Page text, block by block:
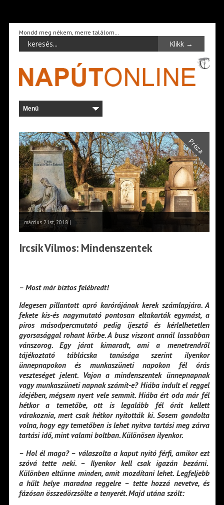
Mondd meg nékem, merre találom…
Próza
március 21st, 2018 |
Ircsik Vilmos: Mindenszentek
– Most már biztos felébredt!
Idegesen pillantott apró karórájának kerek számlapjára. A
fekete kis-és nagymutató pontosan eltakarták egymást, a
piros másodpercmutató pedig ijesztő és kérlelhetetlen
gyorsasággal rohant körbe. A busz viszont annál lassabban
vánszorog. Egy járat kimaradt, ami a menetrendről
tájékoztató táblácska tanúsága szerint ilyenkor
ünnepnapokon és munkaszüneti napokon fél órás
veszteséget jelent. Vajon a mindenszentek ünnepnapnak
vagy munkaszüneti napnak számít-e? Hiába indult el reggel
idejében, mégsem nyert vele semmit. Hiába ért oda már fél
hétkor a temetőbe, ott is legalább fél órát kellett
várakoznia, mert csak hétkor nyitották ki. Sosem gondolta
volna, hogy egy temetőben is lehet nyitva tartási meg zárva
tartási idő, mint valami boltban. Különösen ilyenkor.
– Hol él maga? – válaszolta a kaput nyitó férfi, amikor ezt
szóvá tette neki. – Ilyenkor kell csak igazán bezárni.
Különben eltűnne minden, amit mozdítani lehet. Legfeljebb
a hűlt helye maradna reggelre – tette hozzá nevetve, és
fázósan összedörzsölte a tenyerét. Majd utána szólt: